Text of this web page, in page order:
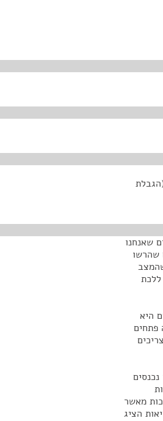
שאנחנו
שהרשו
היא
פתחים
מאשר
הציג